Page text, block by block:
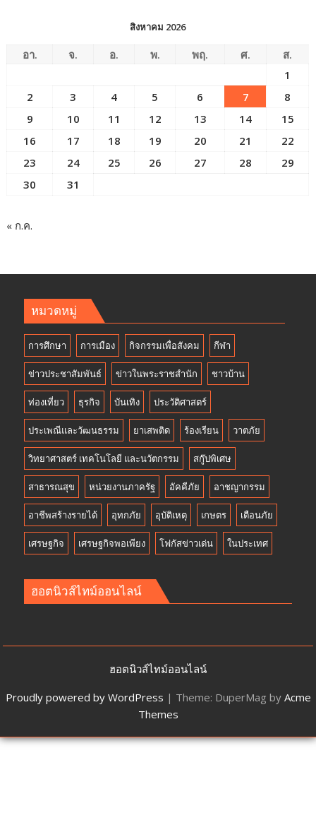
สิงหาคม 2026
อา. จ. อ. พ. พฤ. ศ.
ส.
1
2
3 4 5 6 7
8
9
10 11 12 13 14
15
16
17 18 19 20 21
22
23
24 25 26 27 28
29
30
31
« ก.ค.
หมวดหมู่
การศึกษา การเมือง กิจกรรมเพื่อสังคม กีฬา
ข่าวประชาสัมพันธ์ ข่าวในพระราชสำนัก ชาวบ้าน
ท่องเที่ยว ธุรกิจ บันเทิง ประวัติศาสตร์
ประเพณีและวัฒนธรรม ยาเสพติด ร้องเรียน วาตภัย
วิทยาศาสตร์ เทคโนโลยี และนวัตกรรม สกู๊ปพิเศษ
สาธารณสุข หน่วยงานภาครัฐ อัคคีภัย อาชญากรรม
อาชีพสร้างรายได้ อุทกภัย อุบัติเหตุ เกษตร เตือนภัย
เศรษฐกิจ เศรษฐกิจพอเพียง โฟกัสข่าวเด่น ในประเทศ
ฮอตนิวส์ไทม์ออนไลน์
ฮอตนิวส์ไทม์ออนไลน์
Proudly powered by WordPress | Theme: DuperMag by Acme
Themes